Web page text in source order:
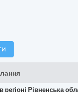
в регіоні Рівненська